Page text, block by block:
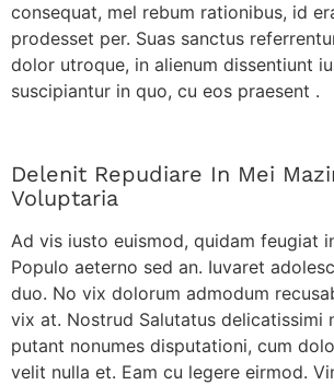
consequat, mel rebum rationibus, id
prodesset per. Suas sanctus
dolor utroque, in alienum dissentiunt
suscipiantur in quo, cu eos praesent .
Delenit Repudiare In Mei
Voluptaria
Ad vis iusto euismod, quidam feugiat
Populo aeterno sed an. Iuvaret
duo. No vix dolorum admodum
vix at. Nostrud Salutatus delicatissimi
putant nonumes disputationi, cum
velit nulla et. Eam cu legere eirmod.